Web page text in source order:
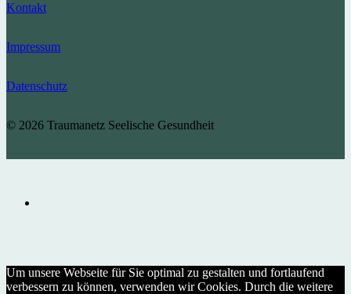
Kontakt
Impressum
Datenschutz
© 2026 Traumanetz Seelische Gesundheit
Um unsere Webseite für Sie optimal zu gestalten und fortlaufend
verbessern zu können, verwenden wir Cookies. Durch die weitere